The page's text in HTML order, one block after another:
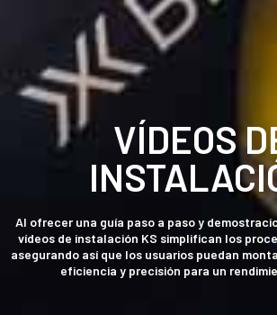
VÍDEOS
Al ofrecer una guía paso a paso y
vídeos de instalación KS simplifican los
asegurando así que los usuarios puedan
eficiencia y precisión para un